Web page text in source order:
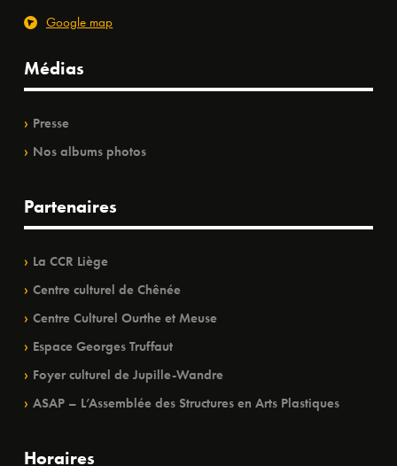
Google map
Médias
Presse
Nos albums photos
Partenaires
La CCR Liège
Centre culturel de Chênée
Centre Culturel Ourthe et Meuse
Espace Georges Truffaut
Foyer culturel de Jupille-Wandre
ASAP – L’Assemblée des Structures en Arts Plastiques
Horaires